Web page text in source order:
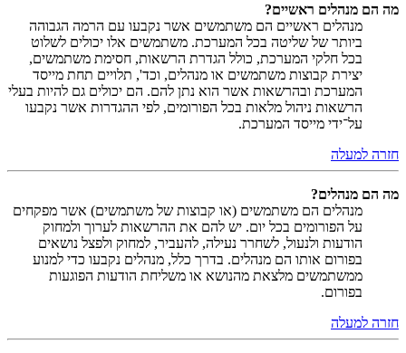
מה הם מנהלים ראשיים?
מנהלים ראשיים הם משתמשים אשר נקבעו עם הרמה הגבוהה
ביותר של שליטה בכל המערכת. משתמשים אלו יכולים לשלוט
בכל חלקי המערכת, כולל הגדרת הרשאות, חסימת משתמשים,
יצירת קבוצות משתמשים או מנהלים, וכד', תלויים תחת מייסד
המערכת ובהרשאות אשר הוא נתן להם. הם יכולים גם להיות בעלי
הרשאות ניהול מלאות בכל הפורומים, לפי ההגדרות אשר נקבעו
על־ידי מייסד המערכת.
חזרה למעלה
מה הם מנהלים?
מנהלים הם משתמשים (או קבוצות של משתמשים) אשר מפקחים
על הפורומים בכל יום. יש להם את ההרשאות לערוך ולמחוק
הודעות ולנעול, לשחרר נעילה, להעביר, למחוק ולפצל נושאים
בפורום אותו הם מנהלים. בדרך כלל, מנהלים נקבעו כדי למנוע
ממשתמשים מלצאת מהנושא או משליחת הודעות הפוגעות
בפורום.
חזרה למעלה